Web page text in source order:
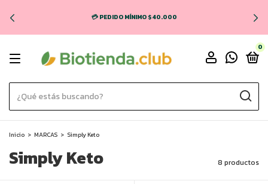
💳 PEDIDO MÍNIMO $40.000
0
Inicio > MARCAS > Simply Keto
Simply Keto 8 productos